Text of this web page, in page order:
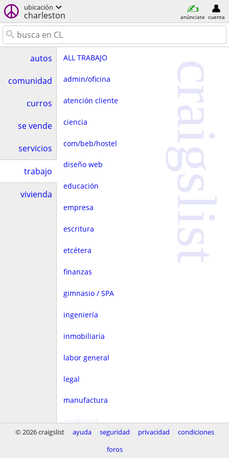
ubicación
charleston anúnciate cuenta
autos
comunidad
curros
se vende
servicios
trabajo
vivienda
ALL TRABAJO
admin/oficina
atención cliente
ciencia
com/beb/hostel
diseño web
educación
empresa
escritura
etcétera
finanzas
gimnasio / SPA
ingeniería
inmobiliaria
labor general
legal
manufactura
marketing
craigslist
© 2026 craigslist ayuda seguridad privacidad
condiciones
foros